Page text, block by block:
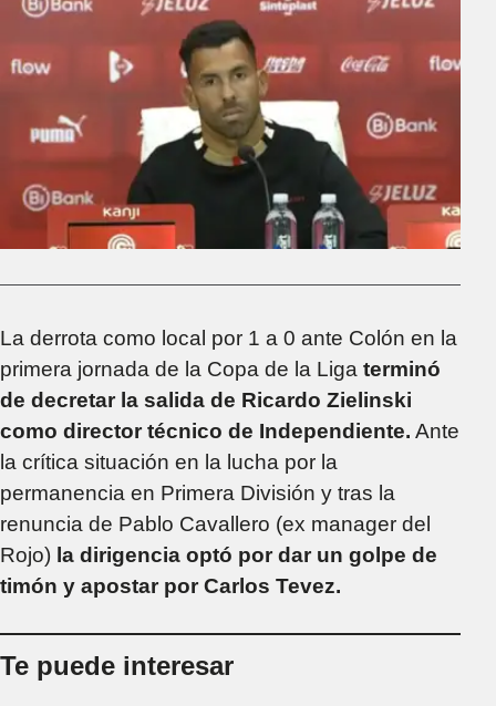
La derrota como local por 1 a 0 ante Colón en la
primera jornada de la Copa de la Liga terminó
de decretar la salida de Ricardo Zielinski
como director técnico de Independiente. Ante
la crítica situación en la lucha por la
permanencia en Primera División y tras la
renuncia de Pablo Cavallero (ex manager del
Rojo) la dirigencia optó por dar un golpe de
timón y apostar por Carlos Tevez.
Te puede interesar